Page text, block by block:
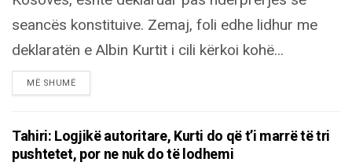
seancës konstituive. Zemaj, foli edhe lidhur me
deklaratën e Albin Kurtit i cili kërkoi kohë...
MË SHUMËDETAILS
Tahiri: Logjikë autoritare, Kurti do që t’i marrë të tri
pushtetet, por ne nuk do të lodhemi